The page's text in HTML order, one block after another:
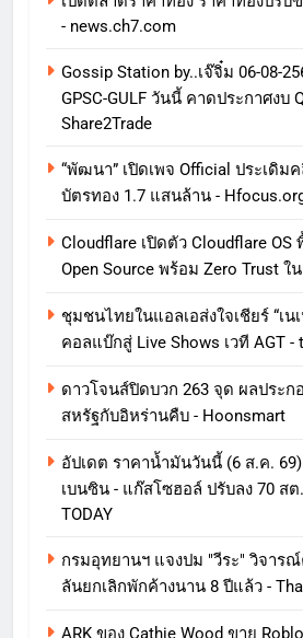
- news.ch7.com
Gossip Station by..เจ๊จิ๋ม 06-08-
GPSC-GULF วันนี้ คาดประกาศงบ
Share2Trade
“พัฒนา” เปิดเพจ Official ประเดิม
บัตรทอง 1.7 แสนล้าน -
Cloudflare เปิดตัว Cloudflare
Open Source พร้อม Zero Trust ใ
ชุมชนไทยในแอลเอส่งใจเชียร์ “เน
คอลแบ๊กสู่ Live Shows เวที AGT -
ดาวโจนส์ปิดบวก 263 จุด ผลประก
สหรัฐกับอิหร่านคืบ - Hoonsmart
อัปเดต ราคาน้ำมันวันนี้ (6 ส.ค.
เบนซิน - แก๊สโซฮอล์ ปรับลง 70 สต
TODAY
กรมอุทยานฯ แจงปม "วีระ" วิจา
ลันยกเลิกพักค้างนาน 8 ปีแล้ว -
ARK ของ Cathie Wood ขาย